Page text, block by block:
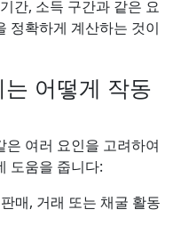
간, 소득 구간과 같은 요
정확하게 계산하는 것이
어떻게 작동
여러 요인을 고려하여
도움을 줍니다:
매, 거래 또는 채굴 활동